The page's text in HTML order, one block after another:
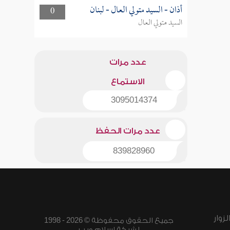
0
أذان - السيد متولي العال - لبنان
السيد متولي العال
عدد مرات
الاستماع
3095014374
عدد مرات الحفظ
839828960
جميع الحقوق محفوظة © 2026 - 1998